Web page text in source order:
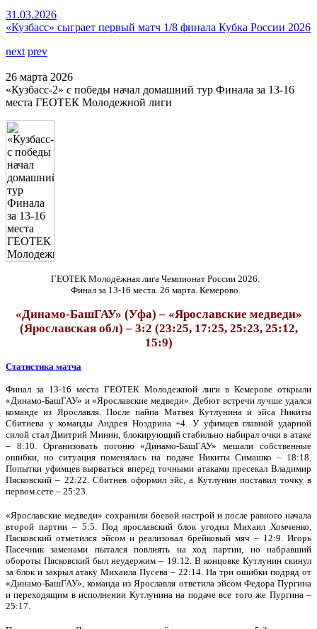
31.03.2026
«Кузбасс» сыграет первый матч 1/8 финала Кубка России 2026
next prev
26 марта 2026
«Кузбасс-2» с победы начал домашний тур Финала за 13-16
места ГЕОТЕК Молодежной лиги
ГЕОТЕК Молодёжная лига Чемпионат России 2026.
Финал за 13-16 места. 26 марта. Кемерово.
«Динамо-БашГАУ» (Уфа) – «Ярославские медведи»
(Ярославская обл) – 3:2 (23:25, 17:25, 25:23, 25:12,
15:9)
Статистика матча
Финал за 13-16 места ГЕОТЕК Молодежной лиги в Кемерове открыли
«Динамо-БашГАУ» и «Ярославские медведи». Дебют встречи лучше удался
команде из Ярославля. После пайпа Матвея Кутлунина и эйса Никиты
Сбитнева у команды Андрея Ноздрина +4. У уфимцев главной ударной
силой стал Дмитрий Минин, блокирующий стабильно набирал очки в атаке
– 8:10. Организовать погоню «Динамо-БашГАУ» мешали собственные
ошибки, но ситуация поменялась на подаче Никиты Симашко – 18:18.
Попытки уфимцев вырваться вперед точными атаками пресекал Владимир
Пясковский – 22:22. Сбитнев оформил эйс, а Кутлунин поставил точку в
первом сете – 25:23.
«Ярославские медведи» сохранили боевой настрой и после равного начала
второй партии – 5:5. Под ярославский блок угодил Михаил Хомченко,
Пясковский отметился эйсом и реализовал брейковый мяч – 12:9. Игорь
Пасечник заменами пытался повлиять на ход партии, но набравший
обороты Пясковский был неудержим – 19:12. В концовке Кутлунин скинул
за блок и закрыл атаку Михаила Пусева – 22:14. На три ошибки подряд от
«Динамо-БашГАУ», команда из Ярославля ответила эйсом Федора Пургина
и переходящим в исполнении Кутлунина на подаче все того же Пургина –
25:17.